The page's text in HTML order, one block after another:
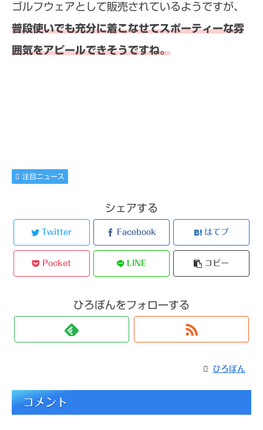
ゴルフウェアとして販売されているようですが、
普段使いでも充分に着こなせてスポーティーな雰
囲気をアピールできそうですね。
注目ニュース
シェアする
Twitter Facebook はてブ
Pocket LINE コピー
ひろぼんをフォローする
ひろぼん
コメント